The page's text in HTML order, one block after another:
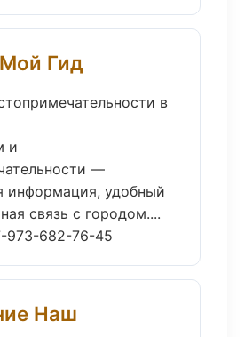
Гид
в
и
—
информация, удобный
связь с городом....
973-682-76-45
Наш